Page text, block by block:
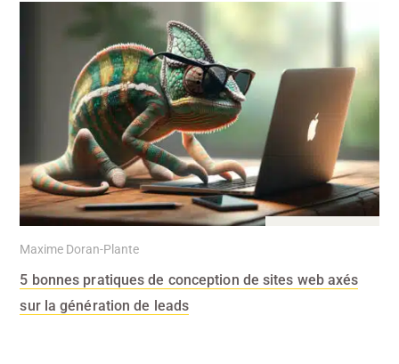
Maxime Doran-Plante
5 bonnes pratiques de conception de sites web axés
sur la génération de leads